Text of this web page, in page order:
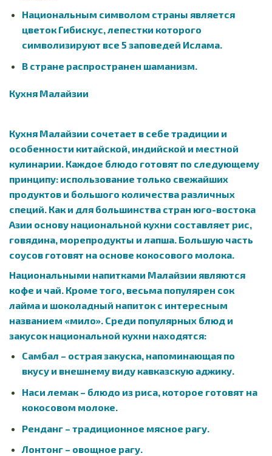
Национальным символом страны является
цветок Гибискус, лепестки которого
символизируют все 5 заповедей Ислама.
В стране распространен шаманизм.
Кухня Малайзии
Кухня Малайзии сочетает в себе традиции и
особенности китайской, индийской и местной
кулинарии. Каждое блюдо готовят по следующему
принципу: использование только свежайших
продуктов и большого количества различных
специй. Как и для большинства стран юго-востока
Азии основу национальной кухни составляет рис,
говядина, морепродукты и лапша. Большую часть
соусов готовят на основе кокосового молока.
Национальными напитками Малайзии являются
кофе и чай. Кроме того, весьма популярен сок
лайма и шоколадный напиток с интересным
названием «мило». Среди популярных блюд и
закусок национальной кухни находятся:
Самбал – острая закуска, напоминающая по
вкусу и внешнему виду кавказскую аджику.
Наси лемак – блюдо из риса, которое готовят на
кокосовом молоке.
Ренданг – традиционное мясное рагу.
Лонтонг – овощное рагу.